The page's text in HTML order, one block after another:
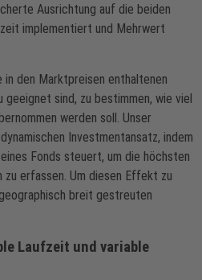
Ausrichtung auf die beiden
implementiert und Mehrwert
in den Marktpreisen enthaltenen
geeignet sind, zu bestimmen, wie viel
werden soll. Unser
Investmentansatz, indem
Fonds steuert, um die höchsten
erfassen. Um diesen Effekt zu
breit gestreuten
Laufzeit und variable